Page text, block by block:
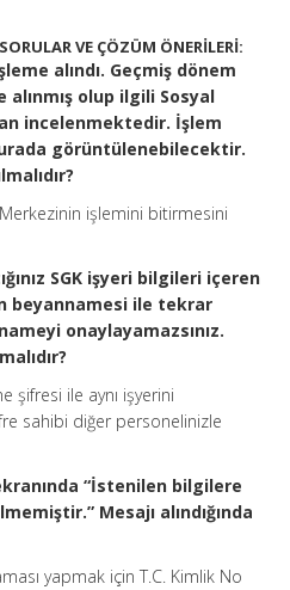
VE ÇÖZÜM ÖNERİLERİ:
alındı. Geçmiş dönem
olup ilgili Sosyal
incelenmektedir. İşlem
görüntülenebilecektir.
Merkezinin işlemini bitirmesini
SGK işyeri bilgileri içeren
beyannamesi ile tekrar
onaylayamazsınız.
şifresi ile aynı işyerini
sahibi diğer personelinizle
“İstenilen bilgilere
Mesajı alındığında
yapmak için T.C. Kimlik No